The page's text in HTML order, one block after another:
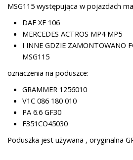
MSG115 występująca w pojazdach
DAF XF 106
MERCEDES ACTROS MP4 MP5
I INNE GDZIE ZAMONTOWANO
MSG115
oznaczenia na poduszce:
GRAMMER 1256010
V1C 086 180 010
PA 6.6 GF30
F351CO45030
Poduszka jest używana , oryginalna